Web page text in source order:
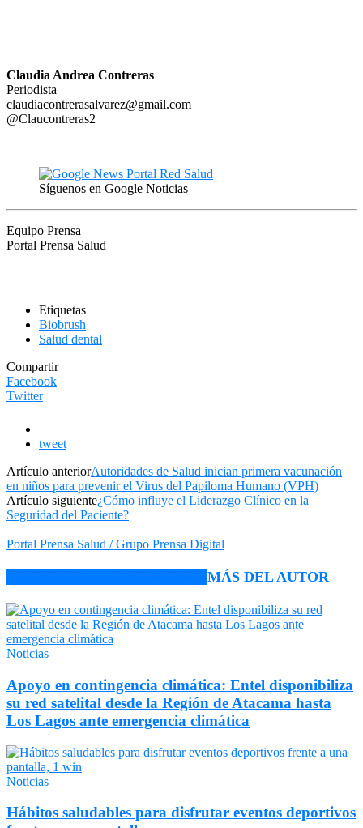
Claudia Andrea Contreras
Periodista
claudiacontrerasalvarez@gmail.com
@Claucontreras2
Síguenos en Google Noticias
Equipo Prensa
Portal Prensa Salud
Etiquetas
Biobrush
Salud dental
Compartir
Facebook
Twitter
tweet
Artículo anteriorAutoridades de Salud inician primera vacunación
en niños para prevenir el Virus del Papiloma Humano (VPH)
Artículo siguiente¿Cómo influye el Liderazgo Clínico en la
Seguridad del Paciente?
Portal Prensa Salud / Grupo Prensa Digital
MÁS DEL AUTOR
Noticias
Apoyo en contingencia climática: Entel disponibiliza
su red satelital desde la Región de Atacama hasta
Los Lagos ante emergencia climática
Noticias
Hábitos saludables para disfrutar eventos deportivos